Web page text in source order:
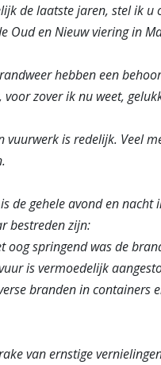
de laatste jaren, stel ik
Oud en Nieuw viering in
hebben een
voor zover ik nu weet,
vuurwerk is redelijk. Veel
de gehele avond en
bestreden zijn:
oog springend was de
is vermoedelijk
branden in containers
van ernstige